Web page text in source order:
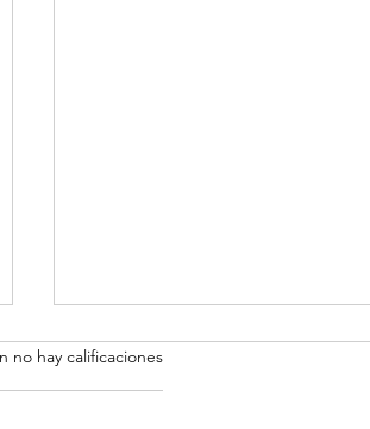
no hay calificaciones